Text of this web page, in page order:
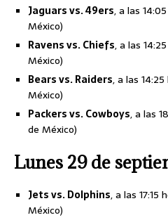
Jaguars vs. 49ers, a las
México)
Ravens vs. Chiefs, a las
México)
Bears vs. Raiders, a las
México)
Packers vs. Cowboys, a las
de México)
Lunes 29 de
Jets vs. Dolphins, a las
México)